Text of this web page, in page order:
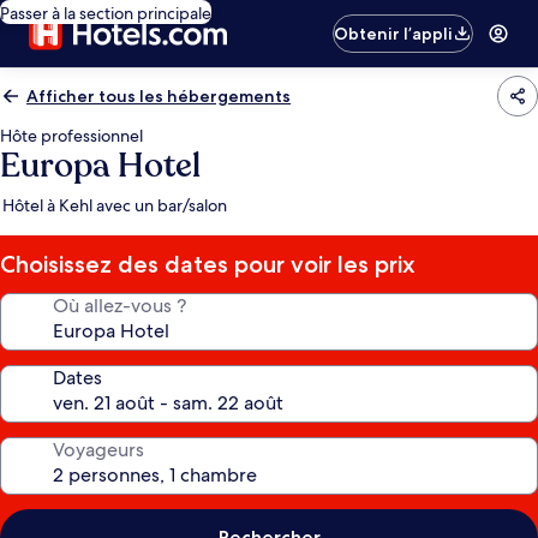
Passer à la section principale
Obtenir l’appli
Afficher tous les hébergements
Hôte professionnel
Europa Hotel
Hôtel à Kehl avec un bar/salon
Choisissez des dates pour voir les prix
Où allez-vous ?
Dates
Voyageurs